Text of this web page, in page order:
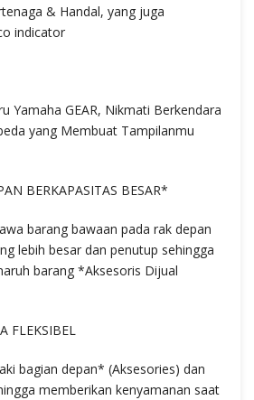
& Handal, yang juga
indicator
Yamaha GEAR, Nikmati Berkendara
yang Membuat Tampilanmu
BERKAPASITAS BESAR*
barang bawaan pada rak depan
lebih besar dan penutup sehingga
barang *Aksesoris Dijual
FLEKSIBEL
bagian depan* (Aksesories) dan
memberikan kenyamanan saat